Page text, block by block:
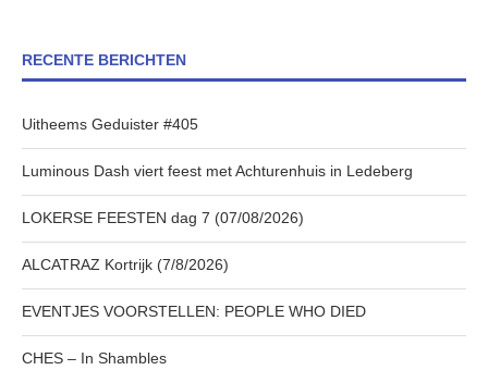
RECENTE BERICHTEN
Uitheems Geduister #405
Luminous Dash viert feest met Achturenhuis in Ledeberg
LOKERSE FEESTEN dag 7 (07/08/2026)
ALCATRAZ Kortrijk (7/8/2026)
EVENTJES VOORSTELLEN: PEOPLE WHO DIED
CHES – In Shambles